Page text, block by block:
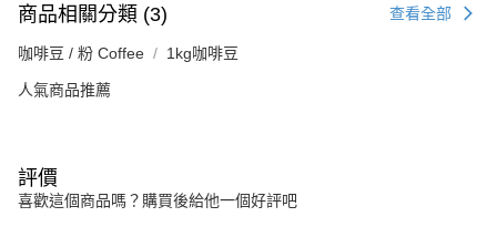
商品相關分類 (3) 查看全部
咖啡豆 / 粉 Coffee 1kg咖啡豆
人氣商品推薦
評價
喜歡這個商品嗎？購買後給他一個好評吧